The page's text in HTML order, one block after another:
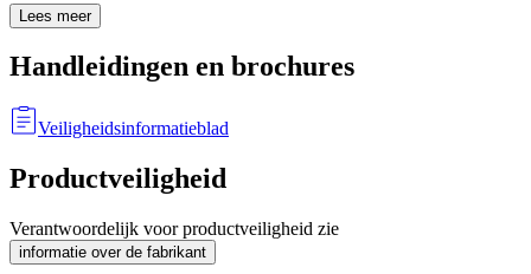
Lees meer
Handleidingen en brochures
Veiligheidsinformatieblad
Productveiligheid
Verantwoordelijk voor productveiligheid zie
informatie over de fabrikant